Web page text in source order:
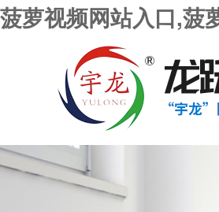
菠萝视频网站入口,菠